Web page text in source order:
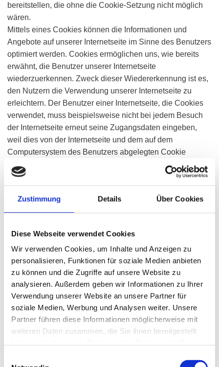
Zustimmung Details Über Cookies
Diese Webseite verwendet Cookies
Wir verwenden Cookies, um Inhalte und Anzeigen zu
personalisieren, Funktionen für soziale Medien anbieten
zu können und die Zugriffe auf unsere Website zu
analysieren. Außerdem geben wir Informationen zu Ihrer
Verwendung unserer Website an unsere Partner für
soziale Medien, Werbung und Analysen weiter. Unsere
Partner führen diese Informationen möglicherweise mit
weiteren Daten zusammen, die Sie ihnen bereitgestellt
bereitstellen, die ohne die Cookie-Setzung nicht möglich
wären.
Mittels eines Cookies können die Informationen und
Angebote auf unserer Internetseite im Sinne des Benutzers
optimiert werden. Cookies ermöglichen uns, wie bereits
erwähnt, die Benutzer unserer Internetseite
wiederzuerkennen. Zweck dieser Wiedererkennung ist es,
den Nutzern die Verwendung unserer Internetseite zu
erleichtern. Der Benutzer einer Internetseite, die Cookies
verwendet, muss beispielsweise nicht bei jedem Besuch
der Internetseite erneut seine Zugangsdaten eingeben,
weil dies von der Internetseite und dem auf dem
Computersystem des Benutzers abgelegten Cookie
übernommen wird. Ein weiteres Beispiel ist das Cookie
eines Warenkorbes im Online-Shop. Der Online-Shop
merkt sich die Artikel, die ein Kunde in den virtuellen
Warenkorb gelegt hat, über ein Cookie.
Die betroffene Person kann die Setzung von Cookies
entsprechenden Einstellung des genutzten
Internetbrowsers verhindern und damit der Setzung von
Cookies dauerhaft widersprechen. Ferner können bereits
gesetzte Cookies jederzeit über einen Internetbrowser oder
andere Softwareprogramme gelöscht werden. Dies ist in
allen gängigen Internetbrowsern möglich. Deaktiviert die
betroffene Person die Setzung von Cookies in dem
genutzten Internetbrowser, sind unter Umständen nicht alle
Funktionen unserer Internetseite vollumfänglich nutzbar.
5. Erfassung von allgemeinen Daten